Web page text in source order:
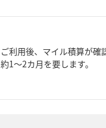
ご利用後、マイル積算が確
約1～2カ月を要します。